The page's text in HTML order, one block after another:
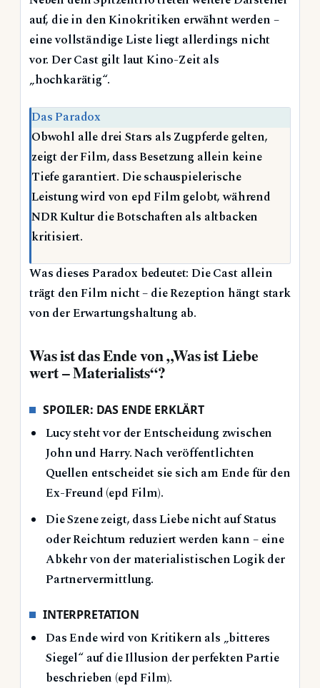
auf, die in den Kinokritiken erwähnt werden –
eine vollständige Liste liegt allerdings nicht
vor. Der Cast gilt laut Kino-Zeit als
„hochkarätig“.
Das Paradox
Obwohl alle drei Stars als Zugpferde gelten,
zeigt der Film, dass Besetzung allein keine
Tiefe garantiert. Die schauspielerische
Leistung wird von epd Film gelobt, während
NDR Kultur die Botschaften als altbacken
kritisiert.
Was dieses Paradox bedeutet: Die Cast allein
trägt den Film nicht – die Rezeption hängt stark
von der Erwartungshaltung ab.
Was ist das Ende von „Was ist Liebe
wert – Materialists“?
SPOILER: DAS ENDE ERKLÄRT
Lucy steht vor der Entscheidung zwischen
John und Harry. Nach veröffentlichten
Quellen entscheidet sie sich am Ende für den
Ex-Freund (epd Film).
Die Szene zeigt, dass Liebe nicht auf Status
oder Reichtum reduziert werden kann – eine
Abkehr von der materialistischen Logik der
Partnervermittlung.
INTERPRETATION
Das Ende wird von Kritikern als „bitteres
Siegel“ auf die Illusion der perfekten Partie
beschrieben (epd Film).